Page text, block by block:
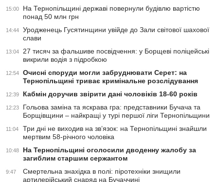
15:00
На Тернопільщині державі повернули будівлю вартістю
понад 50 млн грн
14:44
Уродженець Гусятинщини увійде до Зали світової шахової
слави
13:04
27 тисяч за фальшиве посвідчення: у Борщеві поліцейські
викрили водія з підробкою
12:54
Очисні споруди могли забруднювати Серет: на
Тернопільщині триває кримінальне розслідування
12:39 Кабмін доручив звірити дані чоловіків 18-60 років
12:23
Гольова заміна та яскрава гра: представники Бучача та
Борщівщини – найкращі у турі першої ліги Тернопільщини
11:04
Три дні не виходив на зв’язок: на Тернопільщині знайшли
мертвим 58-річного чоловіка
10:48
На Тернопільщині оголосили дводенну жалобу за
загиблим старшим сержантом
9:47
Смертельна знахідка в полі: піротехніки знищили
артилерійський снаряд на Бучаччині